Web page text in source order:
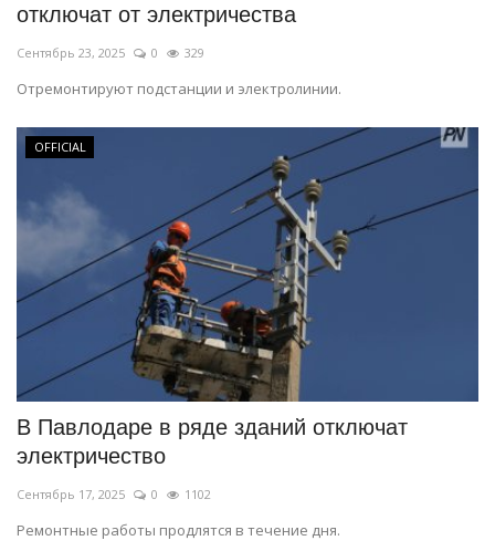
отключат от электричества
Сентябрь 23, 2025 0 329
Отремонтируют подстанции и электролинии.
OFFICIAL
В Павлодаре в ряде зданий отключат
электричество
Сентябрь 17, 2025 0 1102
Ремонтные работы продлятся в течение дня.